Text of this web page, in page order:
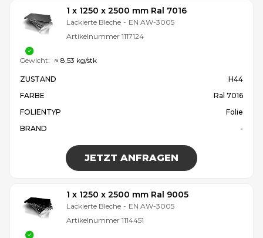
1 x 1250 x 2500 mm Ral 7016
Lackierte Bleche - EN AW-3005
Artikelnummer 1117124
ZUSTAND
H44
FARBE
Ral 7016
FOLIENTYP
Folie
BRAND
-
JETZT ANFRAGEN
Gewicht: ≈ 8,53 kg/stk
1 x 1250 x 2500 mm Ral 9005
Lackierte Bleche - EN AW-3005
Artikelnummer 1114451